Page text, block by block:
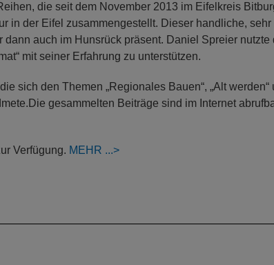
die seit dem November 2013 im Eifelkreis
in der Eifel zusammengestellt. Dieser handliche, sehr
auch im Hunsrück präsent. Daniel Spreier nutzte
mit seiner Erfahrung zu unterstützen.
sich den Themen „Regionales Bauen“, „Alt werden“
gesammelten Beiträge sind im Internet
Verfügung. MEHR